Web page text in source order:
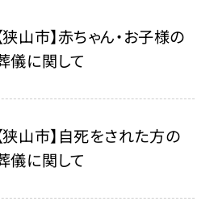
狭山市】赤ちゃん・お子様の
儀に関して
狭山市】自死をされた方の
儀に関して